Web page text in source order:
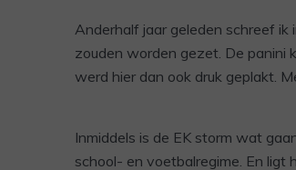
Anderhalf jaar geleden schreef
zouden worden gezet. De panini
werd hier dan ook druk geplakt.
Inmiddels is de EK storm wat
school- en voetbalregime. En ligt